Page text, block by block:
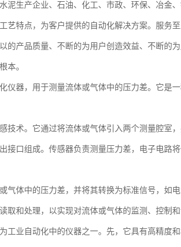
泥生产企业、石油、化工、市政、环保、冶金
艺特点，为客户提供的自动化解决方案。服务
的产品质量、不断的为用户创造效益、不断的
本。
仪器，用于测量流体或气体中的压力差。它是
技术。它通过将流体或气体引入两个测量腔室
接口组成。传感器负责测量压力差，电子电路
气体中的压力差，并将其转换为标准信号，如
取和处理，以实现对流体或气体的监测、控制和
工业自动化中的仪器之一。先，它具有高精度